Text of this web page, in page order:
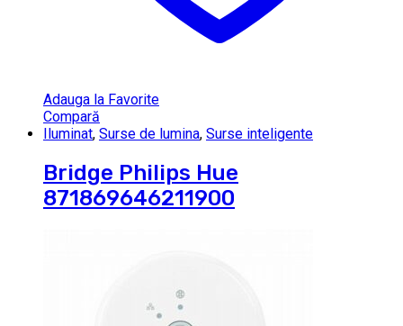
Adauga la Favorite
Compară
Iluminat, Surse de lumina, Surse inteligente
Bridge Philips Hue
871869646211900